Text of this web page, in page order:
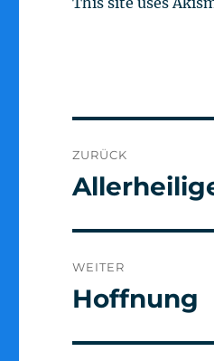
ZURÜCK
Vorheriger
WEITER
Nächster
Hoffnung